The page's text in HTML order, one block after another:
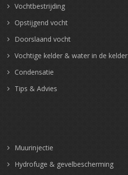
Vochtbestrijding
Opstijgend vocht
Doorslaand vocht
Vochtige kelder & water in de kelder
Condensatie
Tips & Advies
Muurinjectie
Hydrofuge & gevelbescherming